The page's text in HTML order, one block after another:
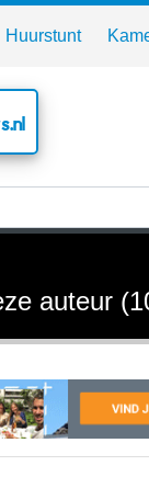
Huurstunt
auteur